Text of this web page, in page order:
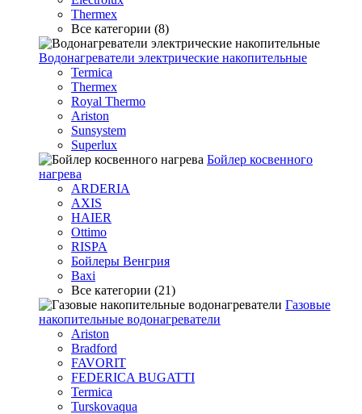
Thermex
Все категории (8)
Водонагреватели электрические накопительные
Termica
Thermex
Royal Thermo
Ariston
Sunsystem
Superlux
Бойлер косвенного
нагрева
ARDERIA
AXIS
HAIER
Ottimo
RISPA
Бойлеры Венгрия
Baxi
Все категории (21)
Газовые
накопительные водонагреватели
Ariston
Bradford
FAVORIT
FEDERICA BUGATTI
Termica
Turskovaqua